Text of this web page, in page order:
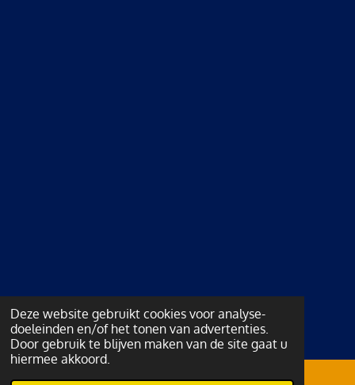
Deze website gebruikt cookies voor analyse-
doeleinden en/of het tonen van advertenties.
Door gebruik te blijven maken van de site gaat u
hiermee akkoord.